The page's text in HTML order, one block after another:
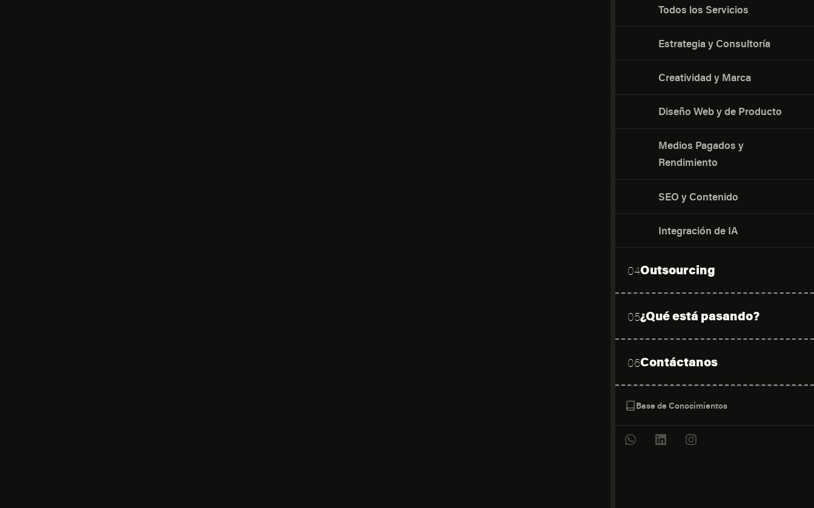
Todos los Servicios
Estrategia y Consultoría
Creatividad y Marca
Diseño Web y de Producto
Medios Pagados y
Rendimiento
SEO y Contenido
Integración de IA
04Outsourcing
05¿Qué está pasando?
06Contáctanos
Base de Conocimientos